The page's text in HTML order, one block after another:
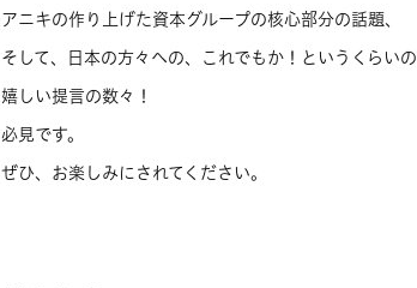
アニキの作り上げた資本グループの核心部分の話題、
そして、日本の方々への、これでもか！というくらいの
嬉しい提言の数々！
必見です。
ぜひ、お楽しみにされてください。